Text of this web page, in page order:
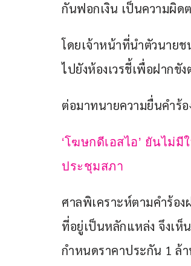
กันฟอกเงิน เป็นความผิ
โดยเจ้าหน้าที่นำตัวนาย
ไปยังห้องเวรชี้เพื่อฝากขั
ต่อมาทนายความยื่นคำร้
‘โฆษกดีเอสไอ’ ยันไม่
ประชุมสภา
ศาลพิเคราะห์ตามคำร้อ
ที่อยู่เป็นหลักแหล่ง จึงเห็
กำหนดราคาประกัน 1 ล้